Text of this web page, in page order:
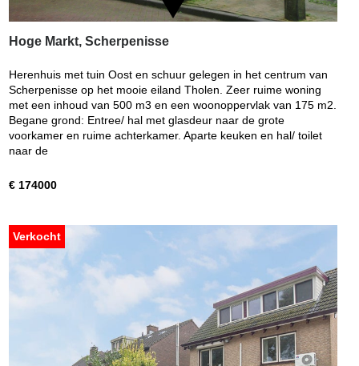
Hoge Markt, Scherpenisse
Herenhuis met tuin Oost en schuur gelegen in het centrum van
Scherpenisse op het mooie eiland Tholen. Zeer ruime woning
met een inhoud van 500 m3 en een woonoppervlak van 175 m2.
Begane grond: Entree/ hal met glasdeur naar de grote
voorkamer en ruime achterkamer. Aparte keuken en hal/ toilet
naar de
€ 174000
Verkocht